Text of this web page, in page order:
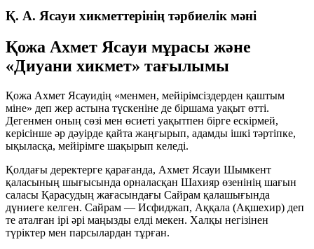
Қ. А. Ясауи хикметтерінің тәрбиелік мәні
Қожа Ахмет Ясауи мұрасы және
«Диуани хикмет» тағылымы
Қожа Ахмет Ясауидің «менмен, мейірімсіздерден қаштым
міне» деп жер астына түскеніне де біршама уақыт өтті.
Дегенмен оның сөзі мен өсиеті уақытпен бірге ескірмей,
керісінше әр дәуірде қайта жаңғырып, адамды ішкі тәртіпке,
ықыласқа, мейірімге шақырып келеді.
Қолдағы деректерге қарағанда, Ахмет Ясауи Шымкент
қаласының шығысында орналасқан Шахияр өзенінің шағын
саласы Қарасудың жағасындағы Сайрам қалашығында
дүниеге келген. Сайрам — Исфиджап, Аққала (Ақшехир) деп
те аталған ірі әрі маңызды елді мекен. Халқы негізінен
түріктер мен парсылардан тұрған.